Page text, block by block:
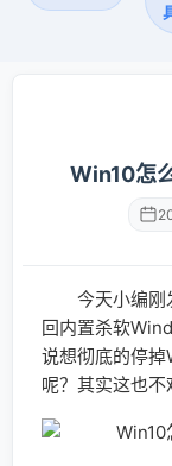
Win10怎
今天小编刚发
回内置杀软
说想彻底的停
呢？其实这也不